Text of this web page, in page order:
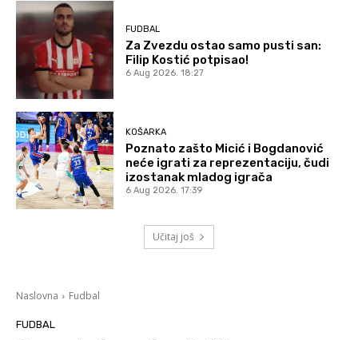
FUDBAL
Za Zvezdu ostao samo pusti san:
Filip Kostić potpisao!
6 Aug 2026. 18:27
KOŠARKA
Poznato zašto Micić i Bogdanović
neće igrati za reprezentaciju, čudi
izostanak mladog igrača
6 Aug 2026. 17:39
Učitaj još